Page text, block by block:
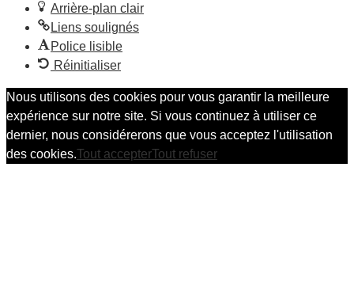
Arrière-plan clair
Liens soulignés
Police lisible
Réinitialiser
Nous utilisons des cookies pour vous garantir la meilleure
expérience sur notre site. Si vous continuez à utiliser ce
dernier, nous considérerons que vous acceptez l'utilisation
des cookies.Tout accepterTout refuser